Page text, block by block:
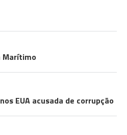
Marítimo
EUA acusada de corrupção